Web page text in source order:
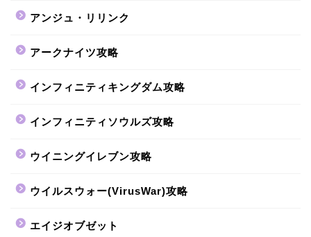
アンジュ・リリンク
アークナイツ攻略
インフィニティキングダム攻略
インフィニティソウルズ攻略
ウイニングイレブン攻略
ウイルスウォー(VirusWar)攻略
エイジオブゼット